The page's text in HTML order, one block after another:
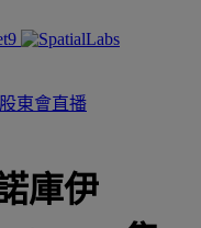
股東會直播
庫伊